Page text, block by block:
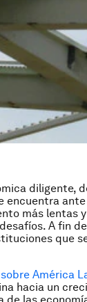
diligente,
encuentra
más lentas
A fin
que
América
hacia un